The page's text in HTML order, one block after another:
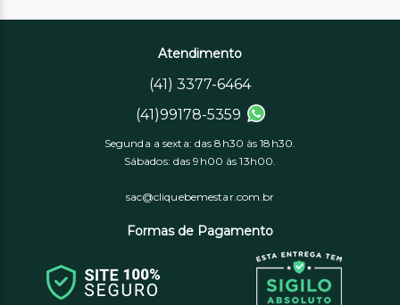
Atendimento
(41) 3377-6464
(41)99178-5359
Segunda a sexta: das 8h30 às 18h30.
Sábados: das 9h00 às 13h00.
sac@cliquebemestar.com.br
Formas de Pagamento